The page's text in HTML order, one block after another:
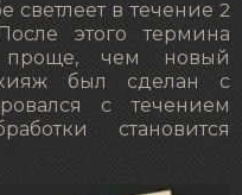
светлеет в течение 2
этого термина
проще, чем новый
был сделан с
с течением
становится